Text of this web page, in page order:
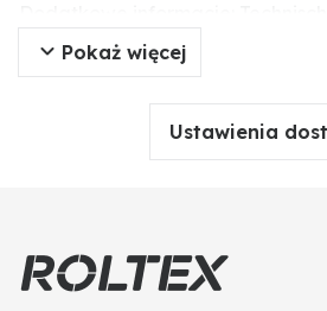
• Düse bis zu 54° in alle
• Glasfaserverstärkter PP-Körper
Anwendungsbereich:
Teilen, Metallwäsche, Entfetten
Schaumreduzierung,
Pokaż więcej
Ustawienia